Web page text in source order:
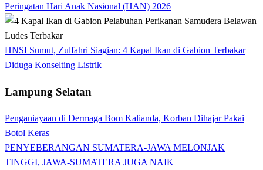
Peringatan Hari Anak Nasional (HAN) 2026
HNSI Sumut, Zulfahri Siagian: 4 Kapal Ikan di Gabion Terbakar
Diduga Konselting Listrik
Lampung Selatan
Penganiayaan di Dermaga Bom Kalianda, Korban Dihajar Pakai
Botol Keras
PENYEBERANGAN SUMATERA-JAWA MELONJAK
TINGGI, JAWA-SUMATERA JUGA NAIK